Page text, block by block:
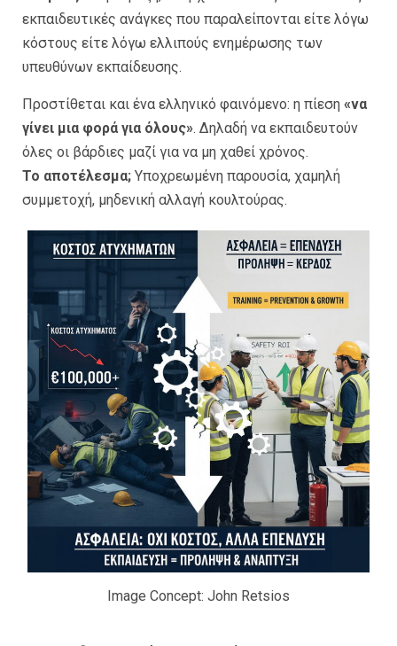
εκπαιδευτικές ανάγκες που παραλείπονται είτε λόγω
κόστους είτε λόγω ελλιπούς ενημέρωσης των
υπευθύνων εκπαίδευσης.
Προστίθεται και ένα ελληνικό φαινόμενο: η πίεση «να
γίνει μια φορά για όλους». Δηλαδή να εκπαιδευτούν
όλες οι βάρδιες μαζί για να μη χαθεί χρόνος.
Το αποτέλεσμα; Υποχρεωμένη παρουσία, χαμηλή
συμμετοχή, μηδενική αλλαγή κουλτούρας.
Image Concept: John Retsios